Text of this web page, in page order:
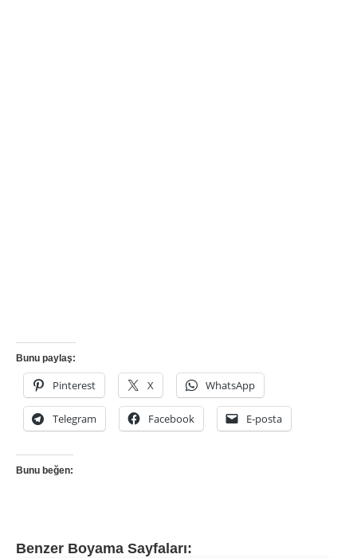
Bunu paylaş:
Pinterest X WhatsApp
Telegram Facebook E-posta
Bunu beğen:
Benzer Boyama Sayfaları: